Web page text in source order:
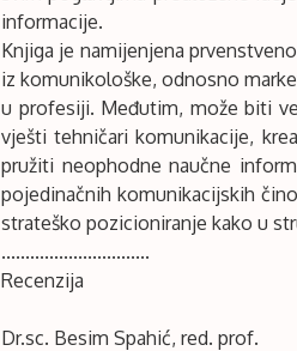
informacije.
Knjiga je namijenjena
iz komunikološke, odnosno
u profesiji. Međutim, može biti
vješti tehničari komunikacije,
pružiti neophodne naučne
pojedinačnih komunikacijskih
strateško pozicioniranje kako u
...............................
Recenzija
Dr.sc. Besim Spahić, red. prof.